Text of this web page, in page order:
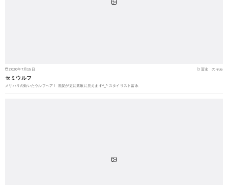
2020年7月15日 冨永 のぞみ
セミウルフ
メリハリの効いたウルフヘア！ 黒髪が更に素敵に見えます^_^ スタイリスト冨永